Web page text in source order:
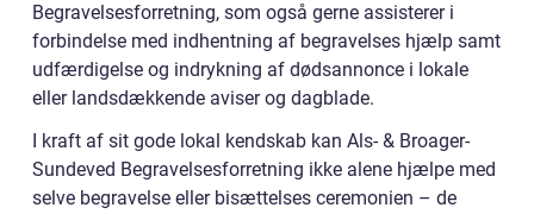
Begravelsesforretning, som også gerne assisterer i
forbindelse med indhentning af begravelses hjælp samt
udfærdigelse og indrykning af dødsannonce i lokale
eller landsdækkende aviser og dagblade.
I kraft af sit gode lokal kendskab kan Als- & Broager-
Sundeved Begravelsesforretning ikke alene hjælpe med
selve begravelse eller bisættelses ceremonien – de